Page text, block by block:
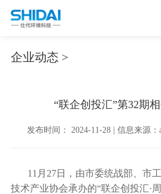
企业动态 >
“联企创投汇”第32期
发布时间： 2024-11-28 | 信息来源
11月27日，由市委统战部、市
技术产业协会承办的“联企创投汇·